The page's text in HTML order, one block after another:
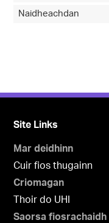
Naidheachdan
Site Links
Mar deidhinn
Cuir fios thugainn
Criomagan
Thoir do UHI
Saorsa fiosrachaidh